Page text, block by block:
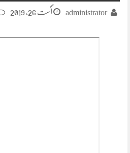
administrator اگست 26, 2019